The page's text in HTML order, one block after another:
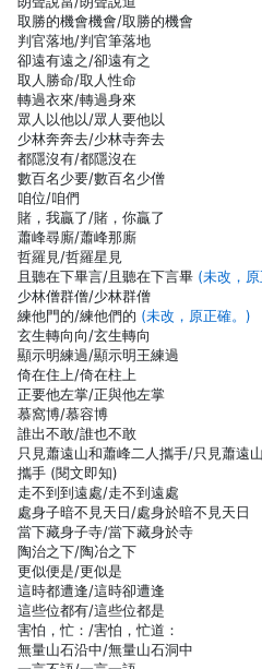
取勝的機會機會/取勝的機會
判官落地/判官筆落地
卻遠有遠之/卻遠有之
取人勝命/取人性命
轉過衣來/轉過身來
眾人以他以/眾人要他以
少林奔奔去/少林寺奔去
都隱沒有/都隱沒在
數百名少要/數百名少僧
咱位/咱們
賭，我贏了/賭，你贏了
蕭峰尋廝/蕭峰那廝
哲羅見/哲羅星見
且聽在下畢言/且聽在下言畢 (未改，
少林僧群僧/少林群僧
練他門的/練他們的 (未改，原正確。)
玄生轉向向/玄生轉向
顯示明練過/顯示明王練過
倚在住上/倚在柱上
正要他左掌/正與他左掌
慕窩博/慕容博
誰出不敢/誰也不敢
只見蕭遠山和蕭峰二人攜手/只見蕭遠
攜手 (閱文即知)
走不到到遠處/走不到遠處
處身子暗不見天日/處身於暗不見天日
當下藏身子寺/當下藏身於寺
陶治之下/陶冶之下
更似便是/更似是
這時都遭逢/這時卻遭逢
這些位都有/這些位都是
害怕，忙：/害怕，忙道：
無量山石沿中/無量山石洞中